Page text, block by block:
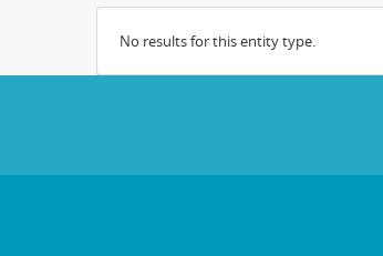
No results for this entity type.